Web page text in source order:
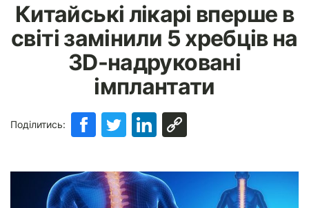
Китайські лікарі вперше в
світі замінили 5 хребців на
3D-надруковані
імплантати
Поділитись: